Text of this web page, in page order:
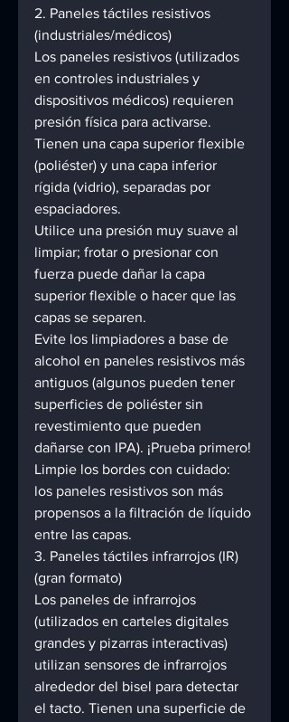
2. Paneles táctiles resistivos
(industriales/médicos)
Los paneles resistivos (utilizados
en controles industriales y
dispositivos médicos) requieren
presión física para activarse.
Tienen una capa superior flexible
(poliéster) y una capa inferior
rígida (vidrio), separadas por
espaciadores.
Utilice una presión muy suave al
limpiar; frotar o presionar con
fuerza puede dañar la capa
superior flexible o hacer que las
capas se separen.
Evite los limpiadores a base de
alcohol en paneles resistivos más
antiguos (algunos pueden tener
superficies de poliéster sin
revestimiento que pueden
dañarse con IPA). ¡Prueba primero!
Limpie los bordes con cuidado:
los paneles resistivos son más
propensos a la filtración de líquido
entre las capas.
3. Paneles táctiles infrarrojos (IR)
(gran formato)
Los paneles de infrarrojos
(utilizados en carteles digitales
grandes y pizarras interactivas)
utilizan sensores de infrarrojos
alrededor del bisel para detectar
el tacto. Tienen una superficie de